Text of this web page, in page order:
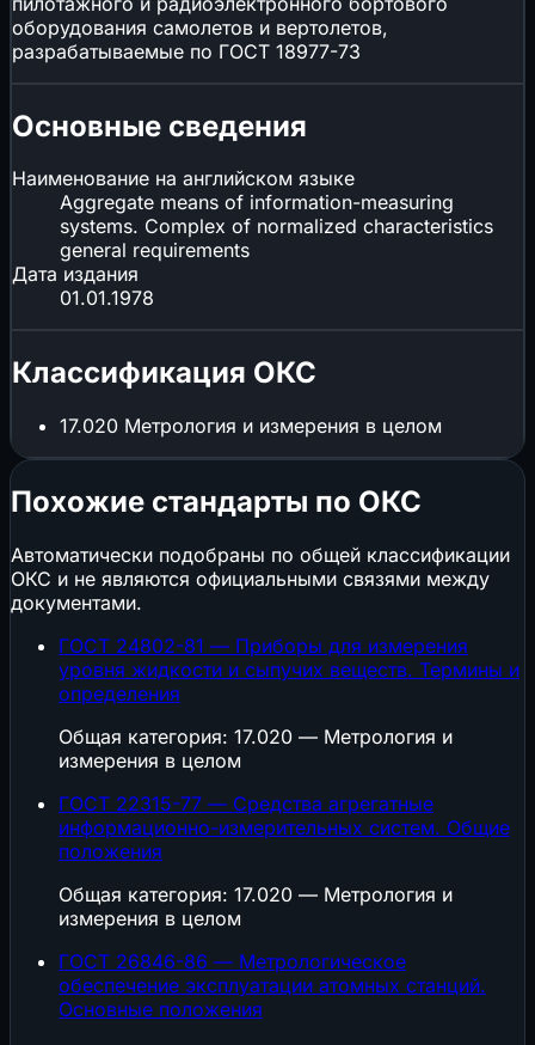
оборудования самолетов и вертолетов,
разрабатываемые по ГОСТ 18977-73
Основные сведения
Наименование на английском языке
Aggregate means of information-measuring
systems. Complex of normalized characteristics
general requirements
Дата издания
01.01.1978
Классификация ОКС
17.020 Метрология и измерения в целом
Похожие стандарты по ОКС
Автоматически подобраны по общей классификации
ОКС и не являются официальными связями между
документами.
ГОСТ 24802-81 — Приборы для измерения
уровня жидкости и сыпучих веществ. Термины и
определения
Общая категория: 17.020 — Метрология и
измерения в целом
ГОСТ 22315-77 — Средства агрегатные
информационно-измерительных систем. Общие
положения
Общая категория: 17.020 — Метрология и
измерения в целом
ГОСТ 26846-86 — Метрологическое
обеспечение эксплуатации атомных станций.
Основные положения